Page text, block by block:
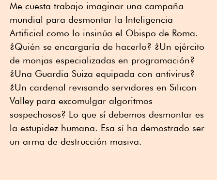
Me cuesta trabajo imaginar una campaña
mundial para desmontar la Inteligencia
Artificial como lo insinúa el Obispo de Roma.
¿Quién se encargaría de hacerlo? ¿Un ejército
de monjas especializadas en programación?
¿Una Guardia Suiza equipada con antivirus?
¿Un cardenal revisando servidores en Silicon
Valley para excomulgar algoritmos
sospechosos? Lo que sí debemos desmontar es
la estupidez humana. Esa sí ha demostrado ser
un arma de destrucción masiva.